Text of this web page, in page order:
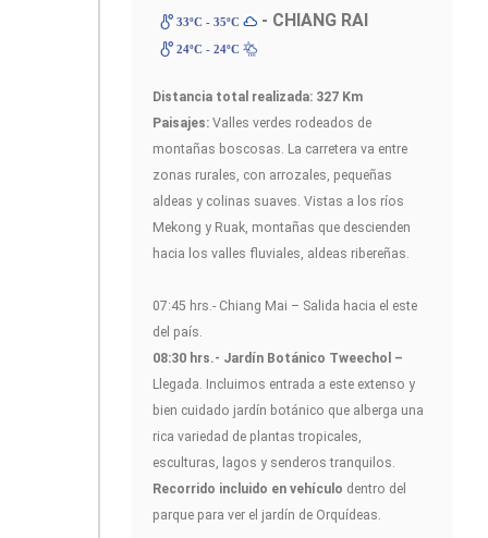
33ºC - 35ºC - CHIANG RAI
24ºC - 24ºC
Distancia total realizada: 327 Km
Paisajes: Valles verdes rodeados de
montañas boscosas. La carretera va entre
zonas rurales, con arrozales, pequeñas
aldeas y colinas suaves. Vistas a los ríos
Mekong y Ruak, montañas que descienden
hacia los valles fluviales, aldeas ribereñas.
07:45 hrs.- Chiang Mai – Salida hacia el este
del país.
08:30 hrs.- Jardín Botánico Tweechol –
Llegada. Incluimos entrada a este extenso y
bien cuidado jardín botánico que alberga una
rica variedad de plantas tropicales,
esculturas, lagos y senderos tranquilos.
Recorrido incluido en vehículo dentro del
parque para ver el jardín de Orquídeas.